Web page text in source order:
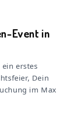
Event in
erstes
Dein
im Max